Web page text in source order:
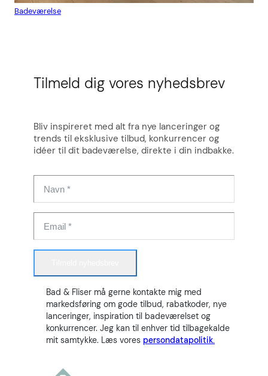
Badeværelse
Tilmeld dig vores nyhedsbrev
Bliv inspireret med alt fra nye lanceringer og
trends til eksklusive tilbud, konkurrencer og
idéer til dit badeværelse, direkte i din indbakke.
Bad & Fliser må gerne kontakte mig med
markedsføring om gode tilbud, rabatkoder, nye
lanceringer, inspiration til badeværelset og
konkurrencer. Jeg kan til enhver tid tilbagekalde
mit samtykke. Læs vores persondatapolitik.